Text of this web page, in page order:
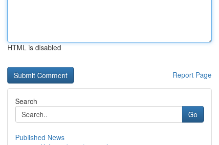
HTML is disabled
Report Page
Search
Go
Published News